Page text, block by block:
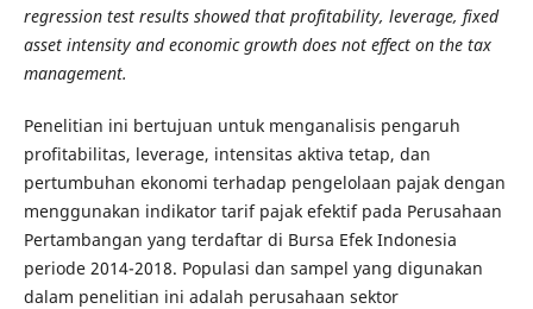
regression test results showed that profitability, leverage, fixed
asset intensity and economic growth does not effect on the tax
management.
Penelitian ini bertujuan untuk menganalisis pengaruh
profitabilitas, leverage, intensitas aktiva tetap, dan
pertumbuhan ekonomi terhadap pengelolaan pajak dengan
menggunakan indikator tarif pajak efektif pada Perusahaan
Pertambangan yang terdaftar di Bursa Efek Indonesia
periode 2014-2018. Populasi dan sampel yang digunakan
dalam penelitian ini adalah perusahaan sektor